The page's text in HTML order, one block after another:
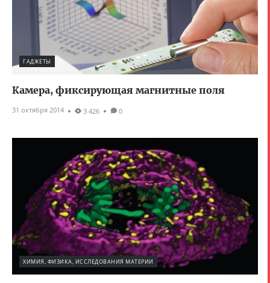
ГАДЖЕТЫ
Камера, фиксирующая магнитные поля
31 октября 2014 3 426 0
ХИМИЯ, ФИЗИКА, ИССЛЕДОВАНИЯ МАТЕРИИ